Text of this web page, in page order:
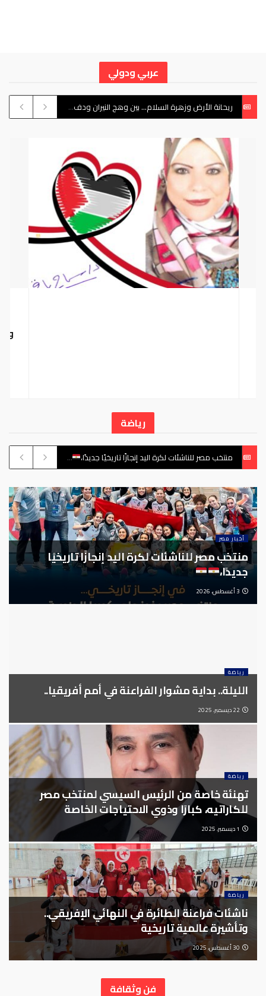
عربي ودولي
ريحانة الأرض وزهرة السلام… بين وهج النيران ودفء الأمان 19 يونيو، 2025
رياضة
منتخب مصر للناشئات لكرة اليد إنجازًا تاريخيًا جديدًا،
أخبار مصر
منتخب مصر للناشئات لكرة اليد إنجازًا تاريخيًا
جديدًا،
رياضة
الليلة.. بداية مشوار الفراعنة في أمم أفريقيا..
رياضة
تهنئة خاصة من الرئيس السيسي لمنتخب مصر
للكاراتيه، كبارًا وذوي الاحتياجات الخاصة
رياضة
ناشئات فراعنة الطائرة في النهائي الإفريقي..
وتأشيرة عالمية تاريخية
فن وثقافة